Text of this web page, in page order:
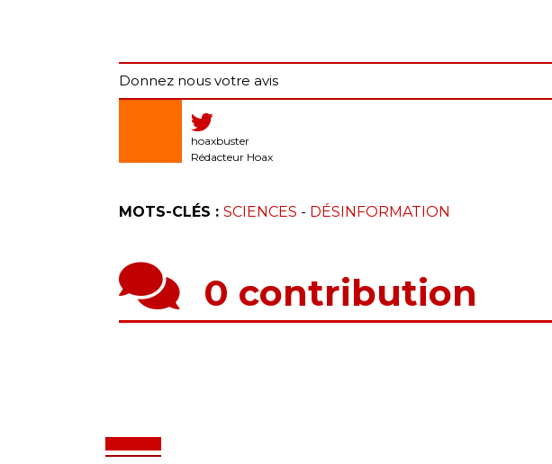
Donnez nous votre avis
hoaxbuster
Rédacteur Hoax
MOTS-CLÉS : SCIENCES - DÉSINFORMATION
0 contribution